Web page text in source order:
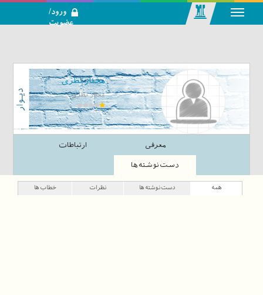
تحلیلی بازار
سرمایه
ورود/
عضویت
مختار نظری
مختار نظری
معرفی ارتباطات
دست‌نوشته‌ها
همه دست‌نوشته‌ها نظرات خطاب‌ها